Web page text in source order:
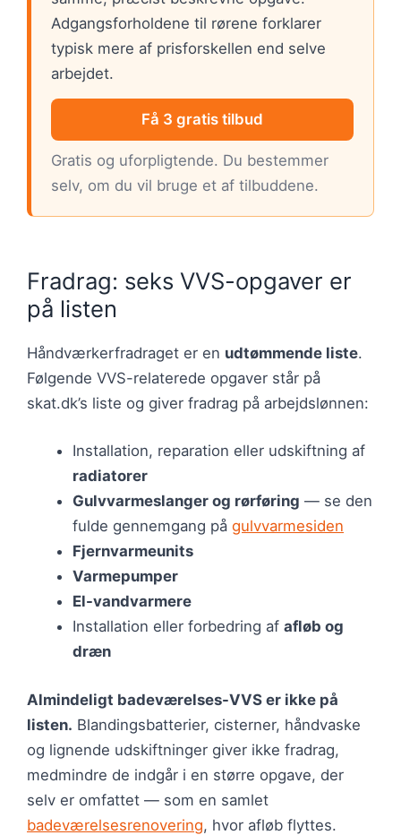
Adgangsforholdene til rørene forklarer
typisk mere af prisforskellen end selve
arbejdet.
Få 3 gratis tilbud
Gratis og uforpligtende. Du bestemmer
selv, om du vil bruge et af tilbuddene.
Fradrag: seks VVS-opgaver er
på listen
Håndværkerfradraget er en udtømmende liste.
Følgende VVS-relaterede opgaver står på
skat.dk’s liste og giver fradrag på arbejdslønnen:
Installation, reparation eller udskiftning af
radiatorer
Gulvvarmeslanger og rørføring — se den
fulde gennemgang på gulvvarmesiden
Fjernvarmeunits
Varmepumper
El-vandvarmere
Installation eller forbedring af afløb og
dræn
Almindeligt badeværelses-VVS er ikke på
listen. Blandingsbatterier, cisterner, håndvaske
og lignende udskiftninger giver ikke fradrag,
medmindre de indgår i en større opgave, der
selv er omfattet — som en samlet
badeværelsesrenovering, hvor afløb flyttes.